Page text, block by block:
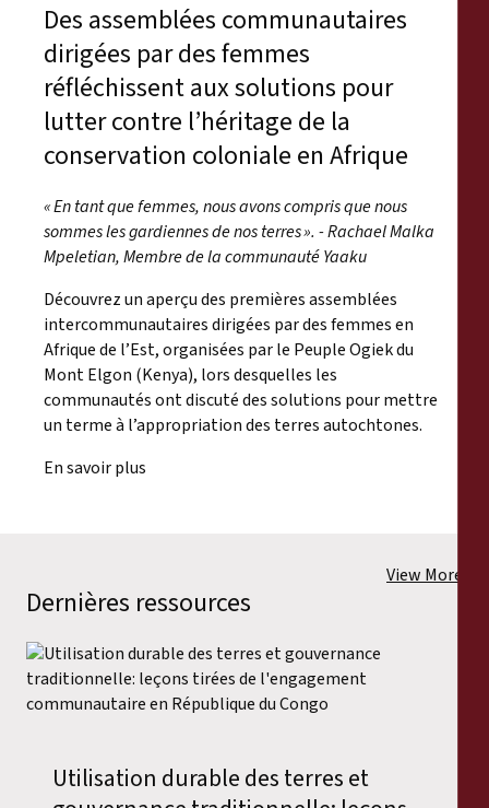
Des assemblées communautaires
dirigées par des femmes
réfléchissent aux solutions pour
lutter contre l’héritage de la
conservation coloniale en Afrique
« En tant que femmes, nous avons compris que nous
sommes les gardiennes de nos terres ». - Rachael Malka
Mpeletian, Membre de la communauté Yaaku
Découvrez un aperçu des premières assemblées
intercommunautaires dirigées par des femmes en
Afrique de l’Est, organisées par le Peuple Ogiek du
Mont Elgon (Kenya), lors desquelles les
communautés ont discuté des solutions pour mettre
un terme à l’appropriation des terres autochtones.
En savoir plus
Dernières ressources
View More
Utilisation durable des terres et